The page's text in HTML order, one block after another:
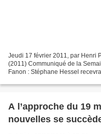
Jeudi 17 février 2011, par Henri
(2011) Communiqué de la
Fanon : Stéphane Hessel
A l’approche du 19
nouvelles se